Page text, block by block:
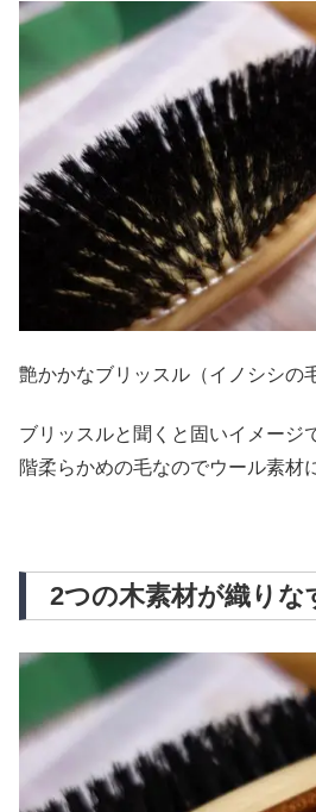
艶かかなブリッスル（イノシシの
ブリッスルと聞くと固いイメージ
階柔らかめの毛なのでウール素材
2つの木素材が織りな